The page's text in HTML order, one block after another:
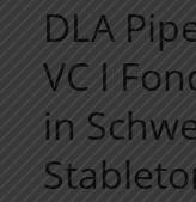
DLA
VC I
in